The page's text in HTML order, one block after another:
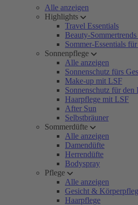
Alle anzeigen
Highlights
Travel Essentials
Beauty-
Sommer-Essentials
Sonnenpflege
Alle anzeigen
Sonnenschutz fürs
Make-up mit LSF
Sonnenschutz für den
Haarpflege mit LSF
After Sun
Selbstbräuner
Sommerdüfte
Alle anzeigen
Damendüfte
Herrendüfte
Bodyspray
Pflege
Alle anzeigen
Gesicht &
Haarpflege